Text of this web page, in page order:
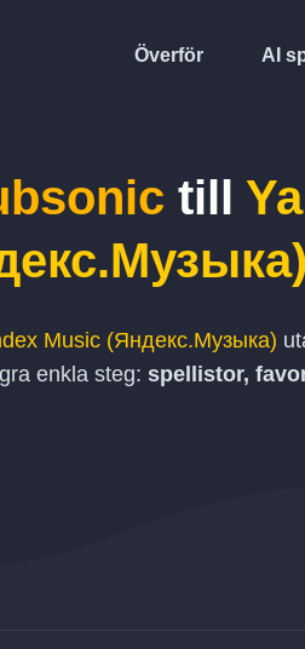
Överför AI
till
Music (Яндекс.Музыка)
enkla steg: spellistor,